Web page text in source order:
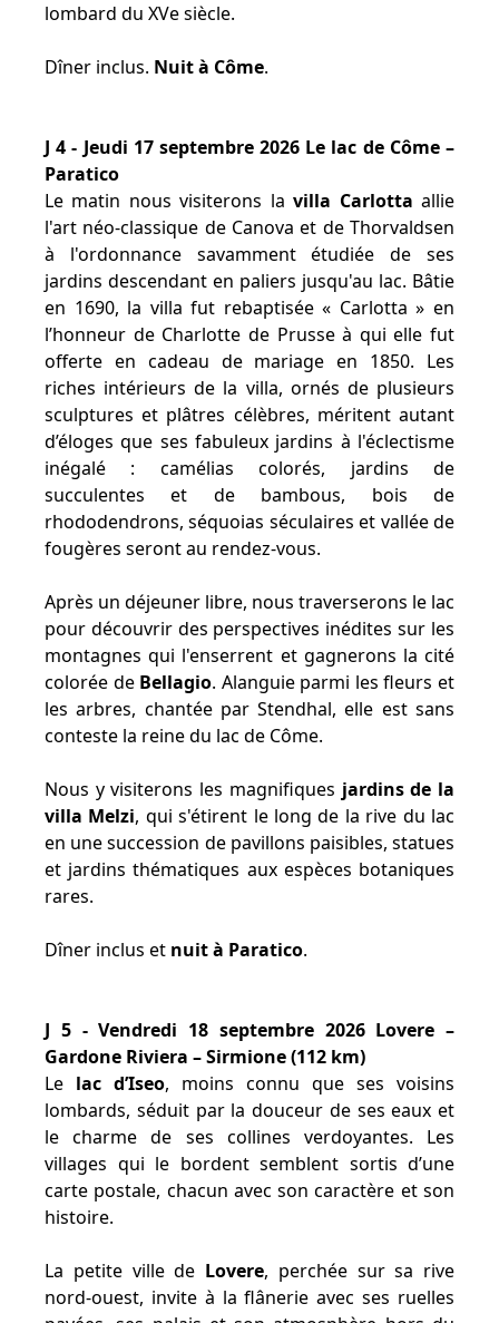
lombard du XVe siècle.
Dîner inclus. Nuit à Côme.
J 4 - Jeudi 17 septembre 2026 Le lac de Côme –
Paratico
Le matin nous visiterons lavilla Carlotta allie
l'art néo-classique de Canova et de Thorvaldsen
à l'ordonnance savamment étudiée de ses
jardins descendant en paliers jusqu'au lac. Bâtie
en 1690, la villa fut rebaptisée « Carlotta » en
l’honneur de Charlotte de Prusse à qui elle fut
offerte en cadeau de mariage en 1850. Les
riches intérieurs de la villa, ornés de plusieurs
sculptures et plâtres célèbres, méritent autant
d’éloges que ses fabuleux jardins à l'éclectisme
inégalé : camélias colorés, jardins de
succulentes et de bambous, bois de
rhododendrons, séquoias séculaires et vallée de
fougères seront au rendez-vous.
Après un déjeuner libre, nous traverserons le lac
pour découvrir des perspectives inédites sur les
montagnes qui l'enserrent et gagnerons la cité
colorée de Bellagio. Alanguie parmi les fleurs et
les arbres, chantée par Stendhal, elle est sans
conteste la reine du lac de Côme.
Nous y visiterons les magnifiques jardins de la
villa Melzi, qui s'étirent le long de la rive du lac
en une succession de pavillons paisibles, statues
et jardins thématiques aux espèces botaniques
rares.
Dîner inclus et nuit à Paratico.
J 5 - Vendredi 18 septembre 2026 Lovere –
Gardone Riviera – Sirmione (112 km)
Le lac d’Iseo, moins connu que ses voisins
lombards, séduit par la douceur de ses eaux et
le charme de ses collines verdoyantes. Les
villages qui le bordent semblent sortis d’une
carte postale, chacun avec son caractère et son
histoire.
La petite ville de Lovere, perchée sur sa rive
nord-ouest, invite à la flânerie avec ses ruelles